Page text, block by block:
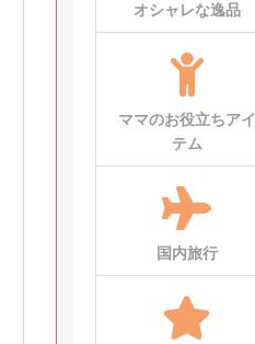
オシャレな逸品
ママのお役立ちアイ
テム
国内旅行